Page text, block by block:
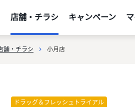
店舗・チラシ キャンペーン
舗・チラシ 小月店
ドラッグ＆フレッシュトライアル